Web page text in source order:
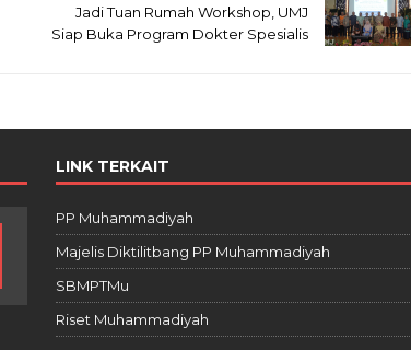
Jadi Tuan Rumah Workshop, UMJ
Siap Buka Program Dokter Spesialis
LINK TERKAIT
PP Muhammadiyah
Majelis Diktilitbang PP Muhammadiyah
SBMPTMu
Riset Muhammadiyah